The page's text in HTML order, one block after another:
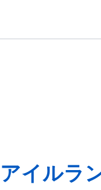
アイルラ